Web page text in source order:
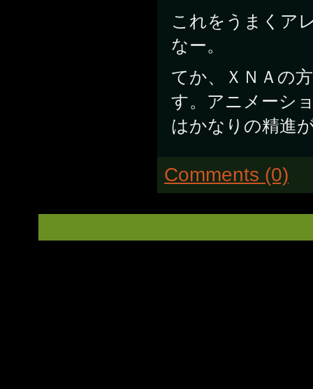
これをうまくア
なー。
てか、ＸＮＡの
す。アニメーシ
はかなりの精進
Comments (0)